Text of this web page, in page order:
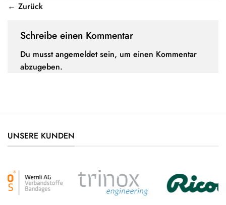
← Zurück
Schreibe einen Kommentar
Du musstangemeldetsein, um einen Kommentar
abzugeben.
UNSERE KUNDEN